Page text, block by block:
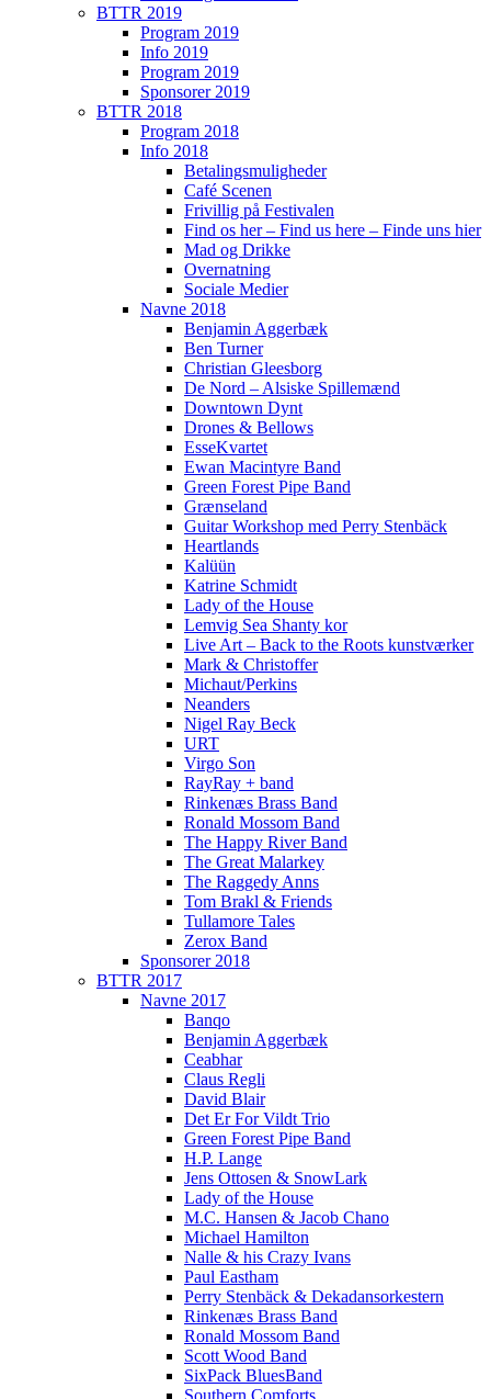
BTTR 2019
Program 2019
Info 2019
Program 2019
Sponsorer 2019
BTTR 2018
Program 2018
Info 2018
Betalingsmuligheder
Café Scenen
Frivillig på Festivalen
Find os her – Find us here – Finde uns hier
Mad og Drikke
Overnatning
Sociale Medier
Navne 2018
Benjamin Aggerbæk
Ben Turner
Christian Gleesborg
De Nord – Alsiske Spillemænd
Downtown Dynt
Drones & Bellows
EsseKvartet
Ewan Macintyre Band
Green Forest Pipe Band
Grænseland
Guitar Workshop med Perry Stenbäck
Heartlands
Kalüün
Katrine Schmidt
Lady of the House
Lemvig Sea Shanty kor
Live Art – Back to the Roots kunstværker
Mark & Christoffer
Michaut/Perkins
Neanders
Nigel Ray Beck
URT
Virgo Son
RayRay + band
Rinkenæs Brass Band
Ronald Mossom Band
The Happy River Band
The Great Malarkey
The Raggedy Anns
Tom Brakl & Friends
Tullamore Tales
Zerox Band
Sponsorer 2018
BTTR 2017
Navne 2017
Banqo
Benjamin Aggerbæk
Ceabhar
Claus Regli
David Blair
Det Er For Vildt Trio
Green Forest Pipe Band
H.P. Lange
Jens Ottosen & SnowLark
Lady of the House
M.C. Hansen & Jacob Chano
Michael Hamilton
Nalle & his Crazy Ivans
Paul Eastham
Perry Stenbäck & Dekadansorkestern
Rinkenæs Brass Band
Ronald Mossom Band
Scott Wood Band
SixPack BluesBand
Southern Comforts